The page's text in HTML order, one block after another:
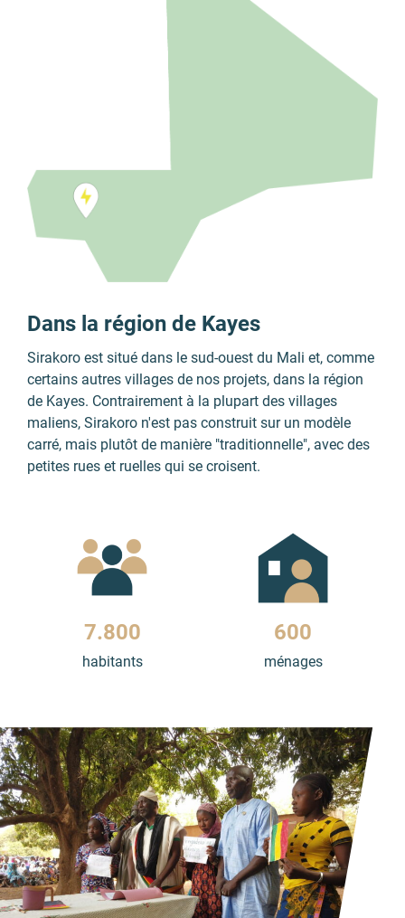
Dans la région de Kayes
Sirakoro est situé dans le sud-ouest du Mali et, comme
certains autres villages de nos projets, dans la région
de Kayes. Contrairement à la plupart des villages
maliens, Sirakoro n'est pas construit sur un modèle
carré, mais plutôt de manière "traditionnelle", avec des
petites rues et ruelles qui se croisent.
7.800
habitants
600
ménages